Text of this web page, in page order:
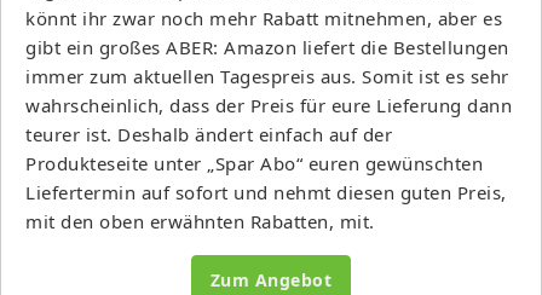
könnt ihr zwar noch mehr Rabatt mitnehmen, aber es
gibt ein großes ABER: Amazon liefert die Bestellungen
immer zum aktuellen Tagespreis aus. Somit ist es sehr
wahrscheinlich, dass der Preis für eure Lieferung dann
teurer ist. Deshalb ändert einfach auf der
Produkteseite unter „Spar Abo“ euren gewünschten
Liefertermin auf sofort und nehmt diesen guten Preis,
mit den oben erwähnten Rabatten, mit.
Zum Angebot